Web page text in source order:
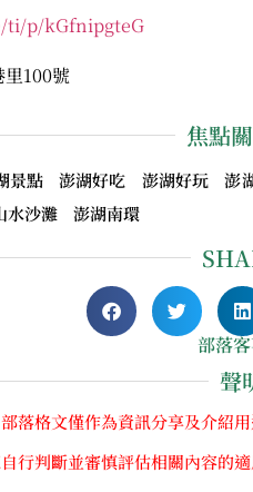
p/kGfnipgteG
100號
焦點
景點 澎湖好吃 澎湖好玩 澎
沙灘 澎湖南環
部落
聲
部落格文僅作為資訊分享及介紹
行判斷並審慎評估相關內容的